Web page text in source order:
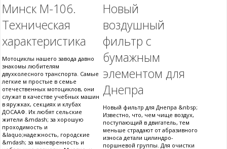
Минск М-106.
Техническая
характеристика
Мотоциклы нашего завода давно
знакомы любителям
двухколесного транспорта. Самые
легкие м простые в семье
отечественных мотоциклов, они
служат в качестве учебных машин
в яружках, секциях и клубах
ДОСААФ. Их любят сельские
жители &mdash; за хорошую
проходимость и
&laquo;надежность, городские
&mdash; за маневренность и
Новый
воздушный
фильтр с
бумажным
элементом для
Днепра
Новый фильтр для Днепра &nbsp;
Известно, что, чем чище воздух,
поступающий в двигатель, тем
меньше страдают от абразивного
износа детали цилиндро-
поршневой группы. Для очистки